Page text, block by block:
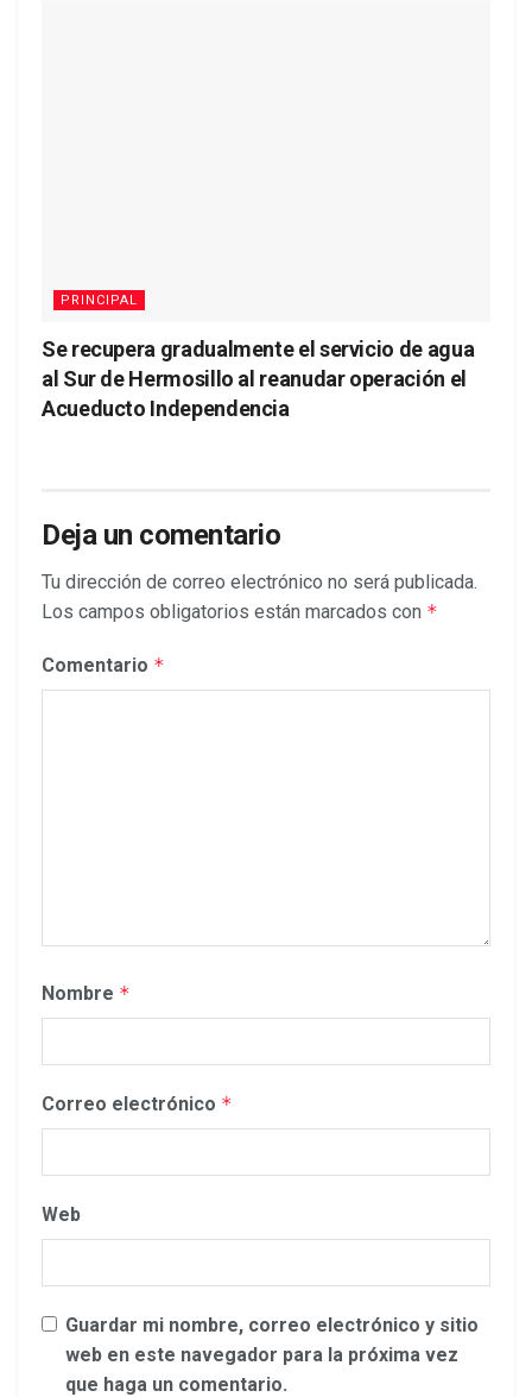
PRINCIPAL
Se recupera gradualmente el servicio de agua
al Sur de Hermosillo al reanudar operación el
Acueducto Independencia
Deja un comentario
Tu dirección de correo electrónico no será publicada.
Los campos obligatorios están marcados con *
Comentario *
Nombre *
Correo electrónico *
Web
Guardar mi nombre, correo electrónico y sitio
web en este navegador para la próxima vez
que haga un comentario.